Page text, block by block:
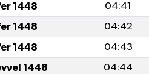
1448
04:41
1448
04:42
1448
04:43
1448
04:44